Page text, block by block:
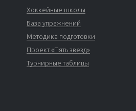
Хоккейные школы
База упражнений
Методика подготовки
Проект «Пять звезд»
Турнирные таблицы